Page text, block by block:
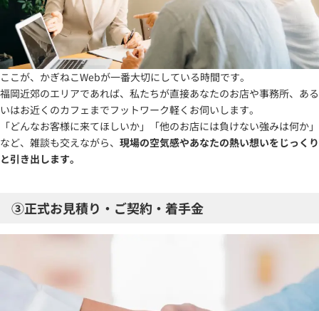
ここが、かぎねこWebが一番大切にしている時間です。
福岡近郊のエリアであれば、私たちが直接あなたのお店や事務所、ある
いはお近くのカフェまでフットワーク軽くお伺いします。
「どんなお客様に来てほしいか」「他のお店には負けない強みは何か」
など、雑談も交えながら、 現場の空気感やあなたの熱い想いをじっくり
と引き出します。
③正式お見積り・ご契約・着手金